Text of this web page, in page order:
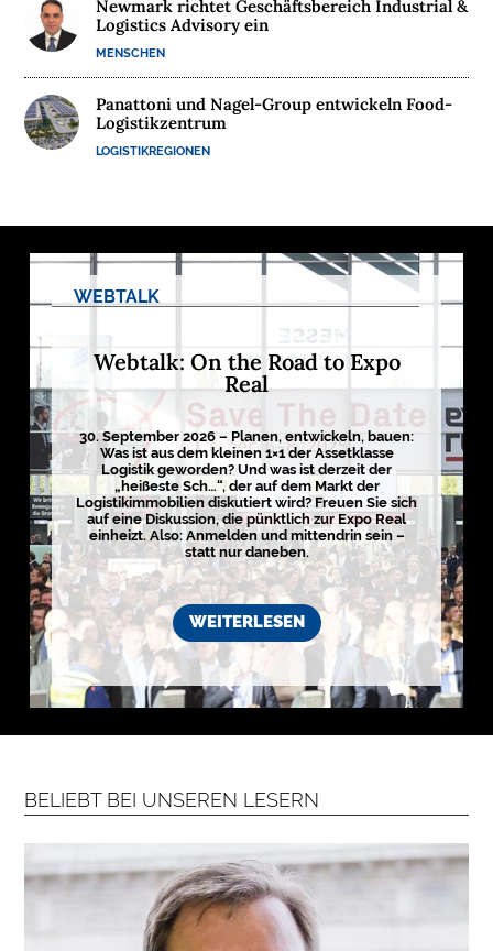
D

e
t
c
h
a
d
L
i
s
t
k
r
e
i
o
n
e
➔
r
a
n
h

r
Newmark richtet Geschäftsbereich Industrial &
Logistics Advisory ein
MENSCHEN
Panattoni und Nagel-Group entwickeln Food-
Logistikzentrum
LOGISTIKREGIONEN
WEBTALK
Webtalk: On the Road to Expo
Real
30. September 2026 – Planen, entwickeln, bauen:
Was ist aus dem kleinen 1×1 der Assetklasse
Logistik geworden? Und was ist derzeit der
„heißeste Sch…“, der auf dem Markt der
Logistikimmobilien diskutiert wird? Freuen Sie sich
auf eine Diskussion, die pünktlich zur Expo Real
einheizt. Also: Anmelden und mittendrin sein –
statt nur daneben.
WEITERLESEN
BELIEBT BEI UNSEREN LESERN